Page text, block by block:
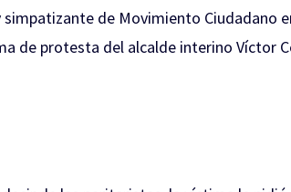
de Movimiento Ciudadano
de protesta del alcalde interino Víctor